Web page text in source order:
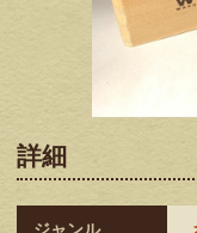
詳細
ジャンル